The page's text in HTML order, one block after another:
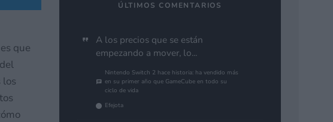
que
los
ÚLTIMOS COMENTARIOS
A los precios que se están
empezando a mover, lo...
Nintendo Switch 2 hace historia: ha vendido más
en su primer año que GameCube en todo su
ciclo de vida
Efejota